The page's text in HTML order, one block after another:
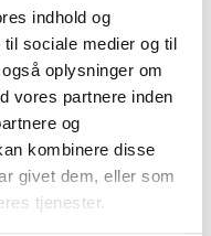
indhold og
sociale medier og til
oplysninger om
vores partnere inden
og
kombinere disse
givet dem, eller som
tjenester.